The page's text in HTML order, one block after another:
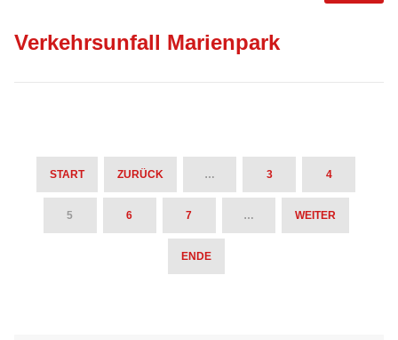
Verkehrsunfall Marienpark
START ZURÜCK … 3 4
5 6 7 … WEITER
ENDE